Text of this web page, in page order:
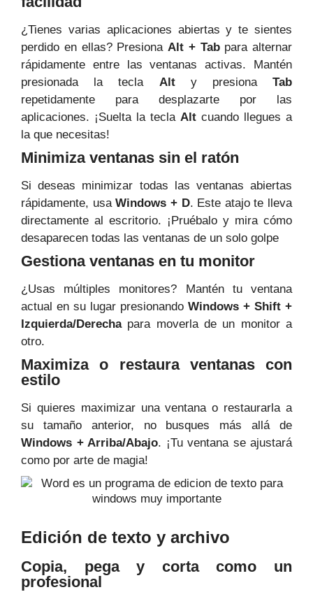
¿Tienes varias aplicaciones abiertas y te sientes
perdido en ellas? Presiona Alt + Tabpara alternar
rápidamente entre las ventanas activas. Mantén
presionada la tecla Alty presiona Tab
repetidamente para desplazarte por las
aplicaciones. ¡Suelta la tecla Alt cuando llegues a
la que necesitas!
Minimiza ventanas sin el ratón
Si deseas minimizar todas las ventanas abiertas
rápidamente, usaWindows + D. Este atajo te lleva
directamente al escritorio. ¡Pruébalo y mira cómo
desaparecen todas las ventanas de un solo golpe
Gestiona ventanas en tu monitor
¿Usas múltiples monitores? Mantén tu ventana
actual en su lugar presionando Windows + Shift +
Izquierda/Derechapara moverla de un monitor a
otro.
Maximiza o restaura ventanas con
estilo
Si quieres maximizar una ventana o restaurarla a
su tamaño anterior, no busques más allá de
Windows + Arriba/Abajo. ¡Tu ventana se ajustará
como por arte de magia!
Edición de texto y archivo
Copia, pega y corta como un
profesional